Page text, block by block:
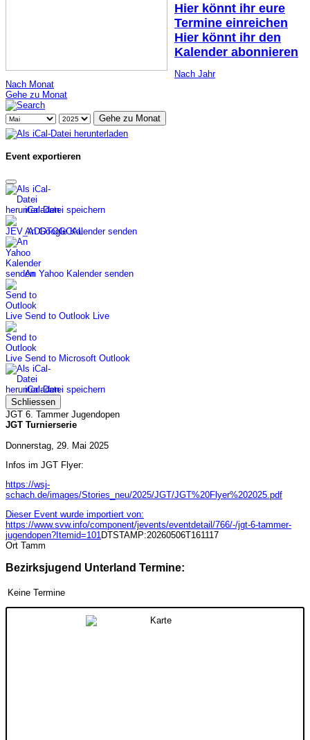
Hier könnt ihr eure
Termine einreichen
Hier könnt ihr den
Kalender abonnieren
Nach Jahr
Nach Monat
Gehe zu Monat
Gehe zu Monat
Event exportieren
iCal-Datei speichern
An Google Kalender senden
An Yahoo Kalender senden
Send to Outlook Live
Send to Microsoft Outlook
iCal-Datei speichern
Schliessen
JGT 6. Tammer Jugendopen
JGT Turnierserie
Donnerstag, 29. Mai 2025
Infos im JGT Flyer:
https://wsj-
schach.de/images/Stories_neu/2025/JGT/JGT%20Flyer%202025.pdf
Dieser Event wurde importiert von:
https://www.svw.info/component/jevents/eventdetail/766/-/jgt-6-tammer-
jugendopen?Itemid=101DTSTAMP:20260506T161117
Ort Tamm
Bezirksjugend Unterland Termine:
Keine Termine